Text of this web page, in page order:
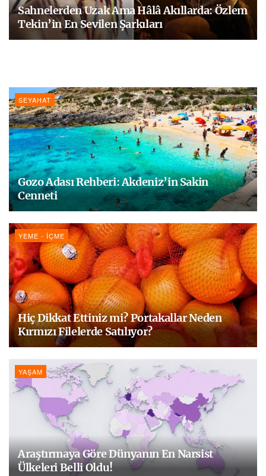
Sahnelerden Uzak Ama Hâlâ Akıllarda: Özlem
Tekin’in En Sevilen Şarkıları
SEYAHAT
Gozo Adası Rehberi: Akdeniz’in Sakin
Cenneti
YEME - İÇME
Hiç Dikkat Ettiniz mi? Portakallar Neden
Kırmızı Filelerde Satılıyor?
YAŞAM
Araştırmaya Göre Dünyanın En Narsist
Ülkeleri Belli Oldu!